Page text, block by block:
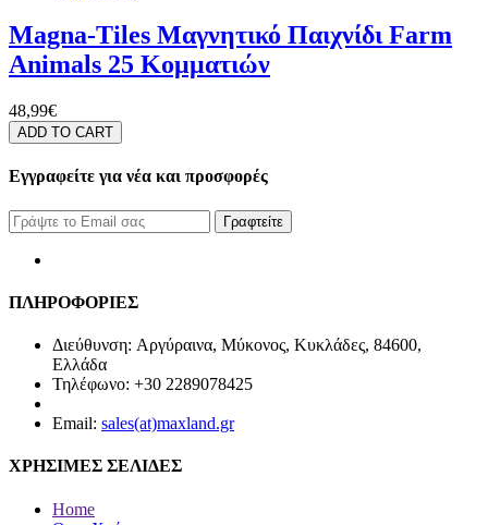
Magna-Tiles Μαγνητικό Παιχνίδι Farm
Animals 25 Κομματιών
48,99€
ADD TO CART
Εγγραφείτε για νέα και προσφορές
Γραφτείτε
ΠΛΗΡΟΦΟΡΙΕΣ
Διεύθυνση: Αργύραινα, Μύκονος, Κυκλάδες, 84600,
Ελλάδα
Τηλέφωνο: +30 2289078425
Email: sales(at)maxland.gr
ΧΡΗΣΙΜΕΣ ΣΕΛΙΔΕΣ
Home